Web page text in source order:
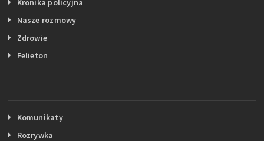
Kronika policyjna
Nasze rozmowy
Zdrowie
Felieton
Komunikaty
Rozrywka